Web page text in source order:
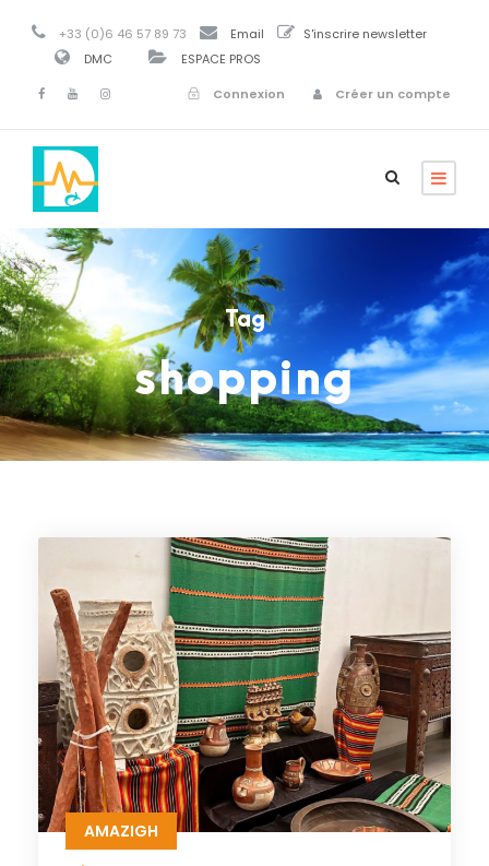
+33 (0)6 46 57 89 73 Email
S'inscrire newsletter
DMC
ESPACE PROS
Connexion
Créer un compte
Tag
shopping
AMAZIGH